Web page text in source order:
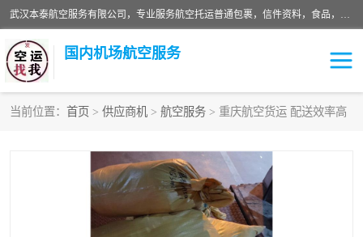
武汉本泰航空服务有限公司，专业服务航空托运普通包裹，信件资料，食品，服装，快消品等运输的专线空运，完善的网络服务确保为客户提供准确、*、安全的“门对门”服务，本着“诚信为本、精诚合作”的服务宗旨.“以安全运输为保障，以运价合理要求市场”的经营理念。武汉机场货运、武汉航空物流、武汉空运、武汉天河国际机场东方、南方、国际航空、机场空运业务覆盖国内二三线机场城市，如：武汉-敦煌、武汉-柳州等
国内机场航空服务
当前位置： 首页 > 供应商机 > 航空服务 > 重庆航空货运 配送效率高